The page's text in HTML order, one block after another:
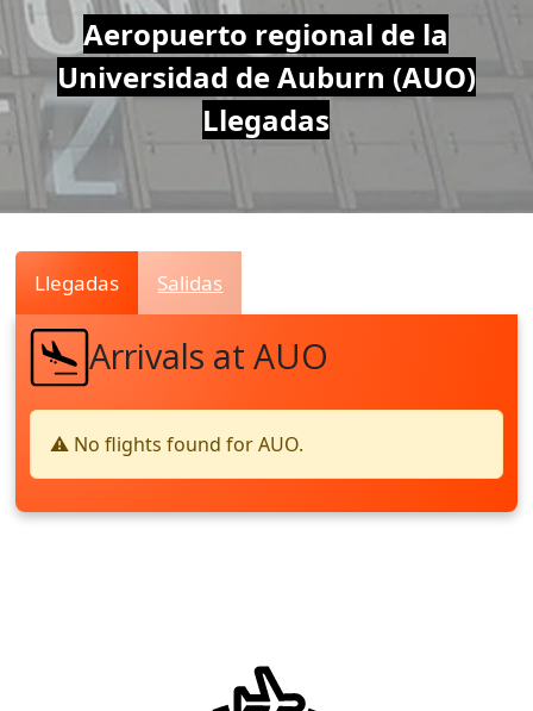
Air
Traffic
Live
Aeropuerto regional de la
Universidad de Auburn (AUO)
Llegadas
Llegadas Salidas
Arrivals at AUO
⚠️ No flights found for AUO.